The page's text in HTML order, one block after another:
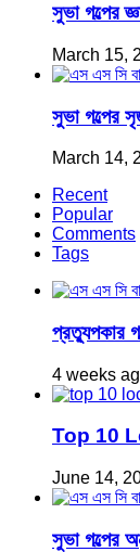
সুভা গল্পের
March 15,
সুভা গল্পের
March 14,
Recent
Popular
Comments
Tags
প্রত্যুপকার
4 weeks
Top 10
June 14,
সুভা গল্পের